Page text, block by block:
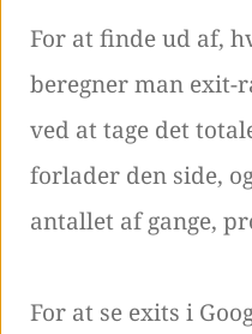
For at finde ud af,
beregner man
ved at tage det
forlader den side,
antallet af gange,
For at se exits i